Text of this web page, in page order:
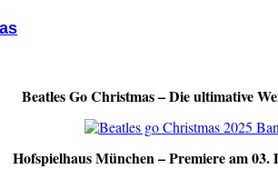
Beatles Go Christmas – Die ultimative
Hofspielhaus München – Premiere am 03.